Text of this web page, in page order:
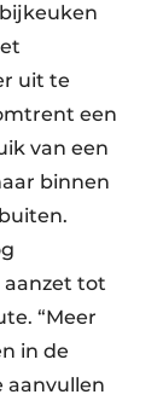
uit te
een
van een
binnen
tot
“Meer
in de
aanvullen